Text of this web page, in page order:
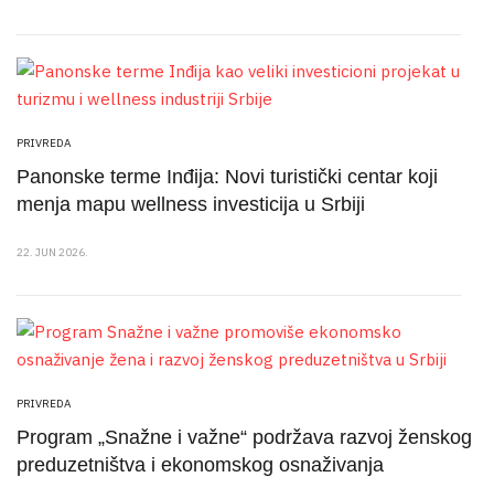
PRIVREDA
Panonske terme Inđija: Novi turistički centar koji
menja mapu wellness investicija u Srbiji
22. JUN 2026.
PRIVREDA
Program „Snažne i važne“ podržava razvoj ženskog
preduzetništva i ekonomskog osnaživanja